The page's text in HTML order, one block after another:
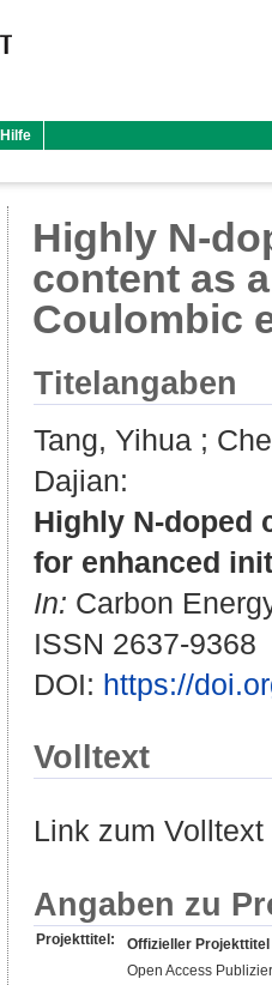
Hilfe
Highly
content as
Coulombic
Titelangaben
Tang, Yihua ;
Dajian:
Highly N‐doped
for enhanced
In: Carbon
ISSN 2637-9368
DOI: https://
Volltext
Link zum
Angaben zu
Projekttitel:
Offizieller Projekttitel
Open Access